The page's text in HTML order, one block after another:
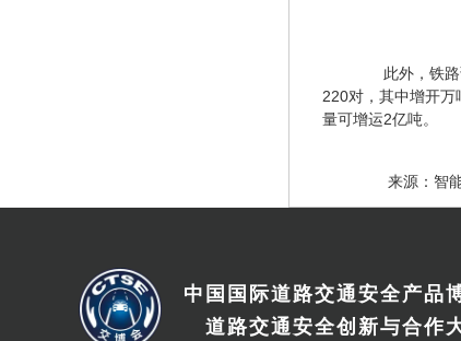
此外，铁路调
220对，其中增开
量可增运2亿吨。
来源：智
中国国际道路交通安全产品
道路交通安全创新与合作